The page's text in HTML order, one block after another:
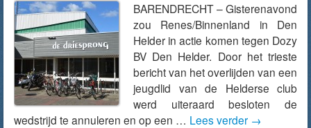
BARENDRECHT – Gisterenavond
zou Renes/Binnenland in Den
Helder in actie komen tegen Dozy
BV Den Helder. Door het trieste
bericht van het overlijden van een
jeugdlid van de Helderse club
werd uiteraard besloten de
wedstrijd te annuleren en op een … Lees verder →